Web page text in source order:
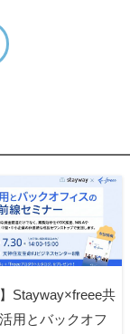
】Stayway×freee共
用とバックオフ